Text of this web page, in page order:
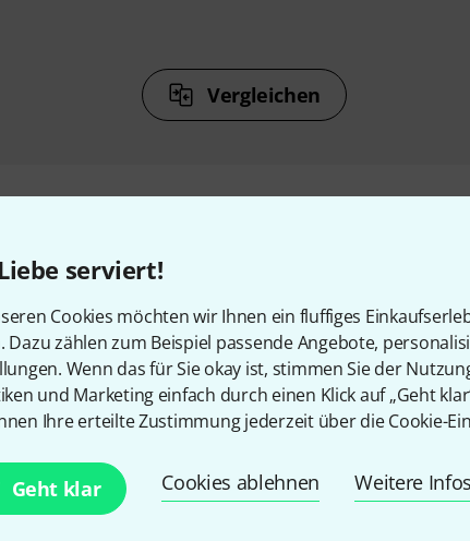
serviert!
Cookies möchten wir Ihnen ein fluffiges
Dazu zählen zum Beispiel passende Angebote,
Wenn das für Sie okay ist, stimmen Sie der
und Marketing einfach durch einen Klick auf „Geht
Ihre erteilte Zustimmung jederzeit über die Cookie-
Geht klar Cookies ablehnen Weitere Infos
Vergleichen
Zubehör & passende Artikel